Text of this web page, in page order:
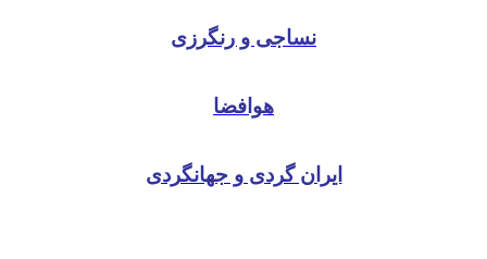
نساجی و رنگرزی
هوافضا
ایران گردی و جهانگردی